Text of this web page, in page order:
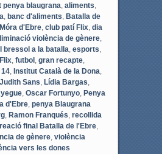
penya blaugrana, aliments,
, banc d'aliments, Batalla de
d'Ebre, club patí Flix, dia
violència de gènere,
bressol a la batalla, esports,
Flix, futbol , gran recapte,
14, Institut Català de la Dona,
Judith Sans, Lídia Bargas,
, Oscar Fortunyo, Penya
d'Ebre, penya Blaugrana
, Ramon Franqués, recollida
final Batalla de l'Ebre,
de gènere, violència
vers les dones